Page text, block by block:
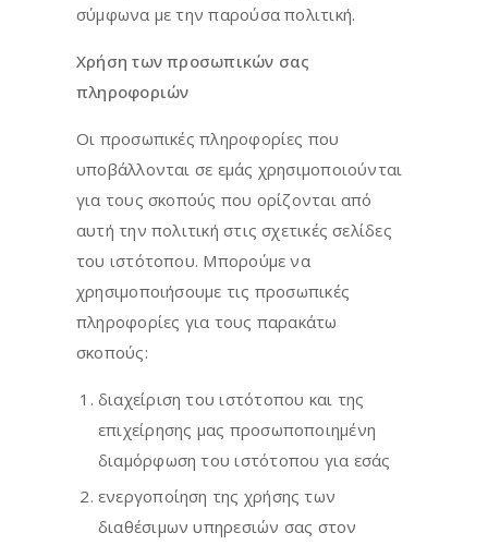
σύμφωνα με την παρούσα πολιτική.
Χρήση των προσωπικών σας
πληροφοριών
Οι προσωπικές πληροφορίες που
υποβάλλονται σε εμάς χρησιμοποιούνται
για τους σκοπούς που ορίζονται από
αυτή την πολιτική στις σχετικές σελίδες
του ιστότοπου. Μπορούμε να
χρησιμοποιήσουμε τις προσωπικές
πληροφορίες για τους παρακάτω
σκοπούς:
διαχείριση του ιστότοπου και της
επιχείρησης μας προσωποποιημένη
διαμόρφωση του ιστότοπου για εσάς
ενεργοποίηση της χρήσης των
διαθέσιμων υπηρεσιών σας στον